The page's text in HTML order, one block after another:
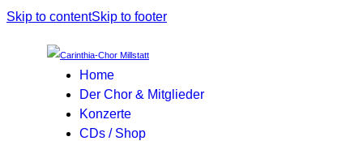
Skip to contentSkip to footer
Home
Der Chor & Mitglieder
Konzerte
CDs / Shop